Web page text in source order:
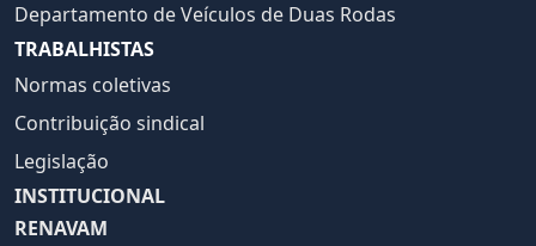
Departamento de Veículos de Duas Rodas
TRABALHISTAS
Normas coletivas
Contribuição sindical
Legislação
INSTITUCIONAL
RENAVAM